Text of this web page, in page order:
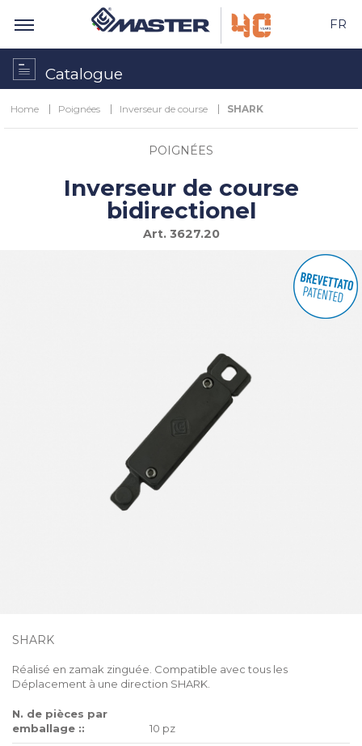
FR
Catalogue
Home Poignées Inverseur de course SHARK
POIGNÉES
Inverseur de course
bidirectionel
Art.3627.20
SHARK
Réalisé en zamak zinguée. Compatible avec tous les
Déplacement à une direction SHARK.
N. de pièces par
emballage ::
10 pz